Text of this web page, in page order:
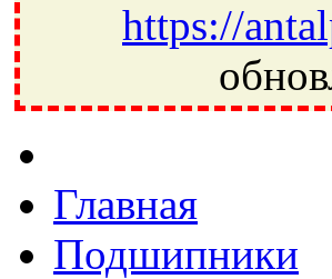
https://
Ивантеевка, подшипники, пневматика,
Главная
Подшипники